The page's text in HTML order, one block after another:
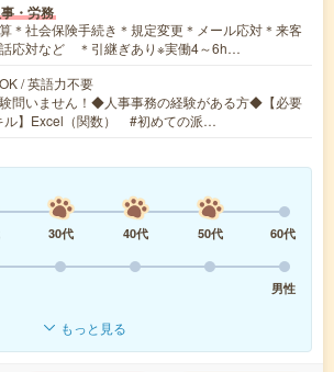
・労務
＊社会保険手続き＊規定変更＊メール応対＊来客
応対など ＊引継ぎあり※実働4～6h…
/ 英語力不要
問いません！◆人事事務の経験がある方◆【必要
ル】Excel（関数） #初めての派…
30代 40代 50代
60代
男性
もっと見る